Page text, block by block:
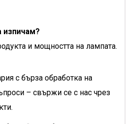
изпичам?
и мощността на лампата.
с бърза обработка на
– свържи се с нас чрез